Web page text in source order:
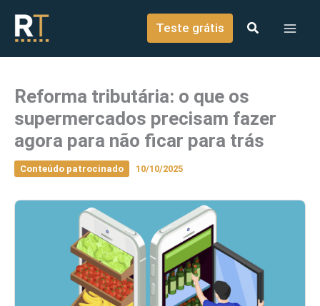
conteúdo
Teste grátis
Reforma tributária: o que os
supermercados precisam fazer
agora para não ficar para trás
Conteúdo patrocinado 10/10/2025